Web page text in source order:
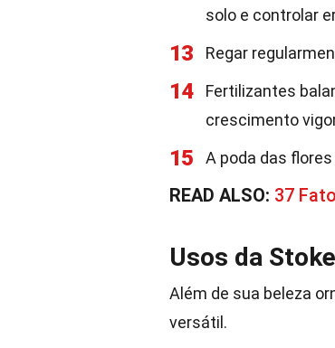
solo e controlar
13 Regar
14
Fertilizantes
crescimento
15 A poda das
READ ALSO: 37
Usos da
Além de sua beleza
versátil.